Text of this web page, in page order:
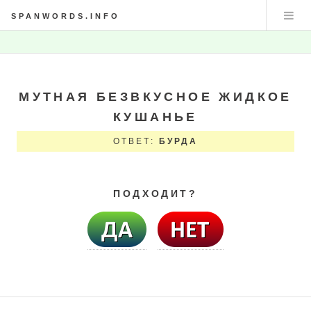
SPANWORDS.INFO
МУТНАЯ БЕЗВКУСНОЕ ЖИДКОЕ
КУШАНЬЕ
ОТВЕТ: БУРДА
ПОДХОДИТ?